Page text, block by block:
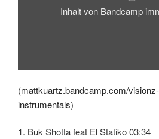
Inhalt von Bandcamp
(mattkuartz.bandcamp.com/
instrumentals)
1. Buk Shotta feat El Statiko 03:34